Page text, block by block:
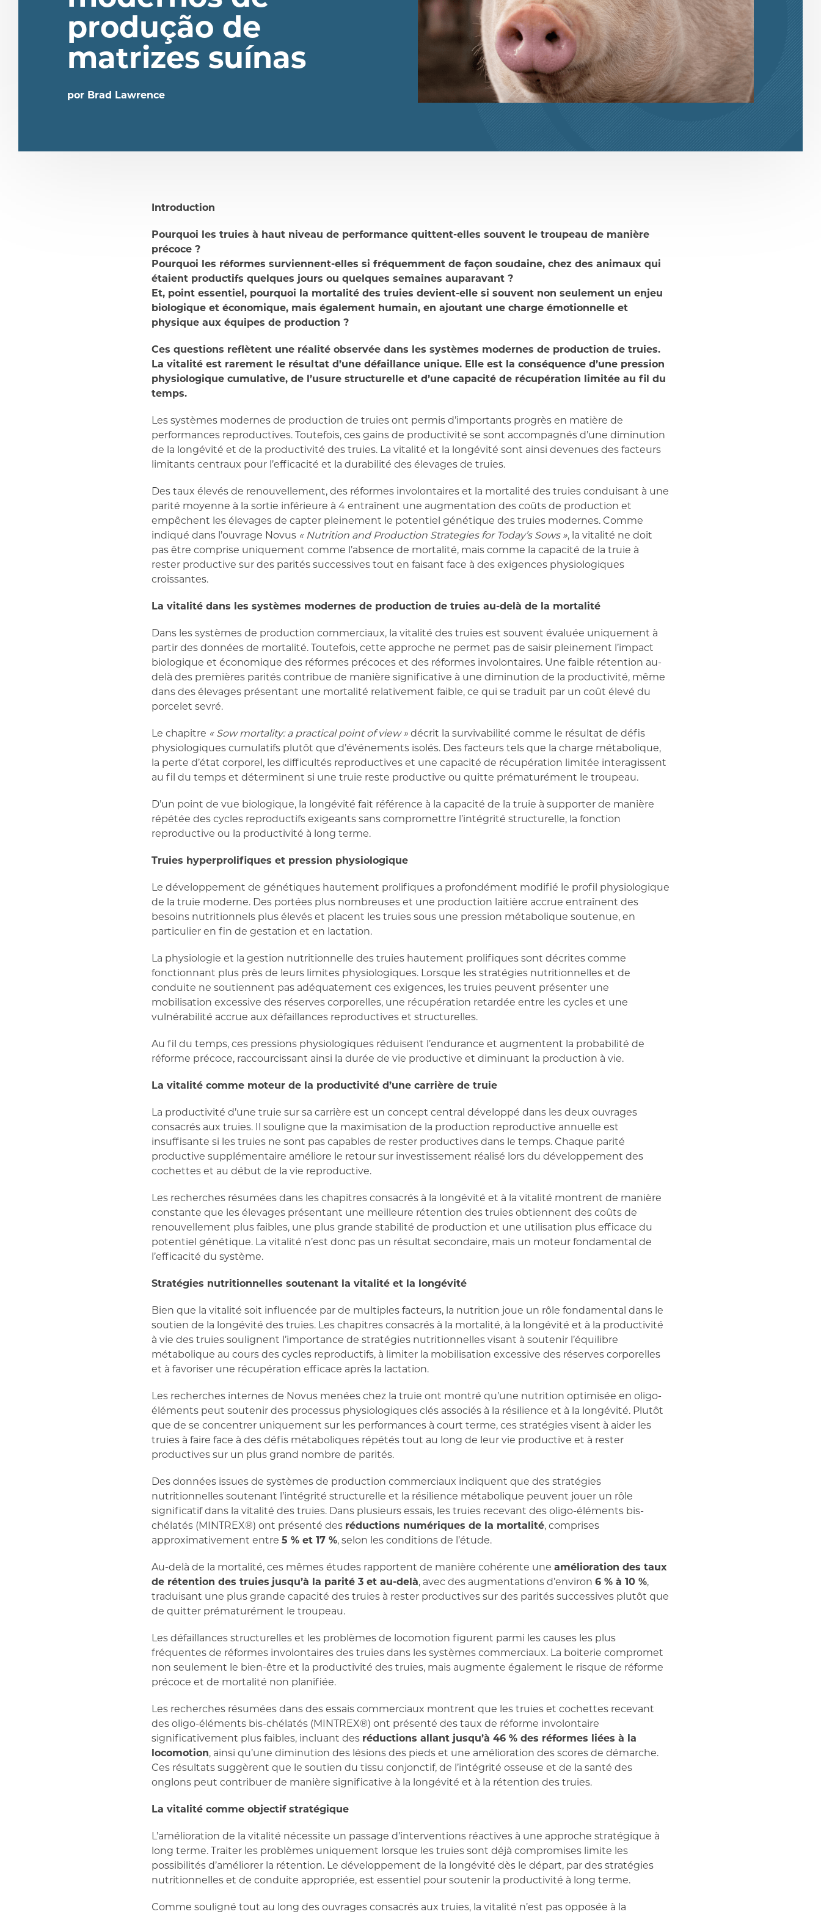
produção de
matrizes suínas
por Brad Lawrence
Introduction
Pourquoi les truies à haut niveau de performance quittent-elles souvent le troupeau de manière
précoce ?
Pourquoi les réformes surviennent-elles si fréquemment de façon soudaine, chez des animaux qui
étaient productifs quelques jours ou quelques semaines auparavant ?
Et, point essentiel, pourquoi la mortalité des truies devient-elle si souvent non seulement un enjeu
biologique et économique, mais également humain, en ajoutant une charge émotionnelle et
physique aux équipes de production ?
Ces questions reflètent une réalité observée dans les systèmes modernes de production de truies.
La vitalité est rarement le résultat d’une défaillance unique. Elle est la conséquence d’une pression
physiologique cumulative, de l’usure structurelle et d’une capacité de récupération limitée au fil du
temps.
Les systèmes modernes de production de truies ont permis d’importants progrès en matière de
performances reproductives. Toutefois, ces gains de productivité se sont accompagnés d’une diminution
de la longévité et de la productivité des truies. La vitalité et la longévité sont ainsi devenues des facteurs
limitants centraux pour l’efficacité et la durabilité des élevages de truies.
Des taux élevés de renouvellement, des réformes involontaires et la mortalité des truies conduisant à une
parité moyenne à la sortie inférieure à 4 entraînent une augmentation des coûts de production et
empêchent les élevages de capter pleinement le potentiel génétique des truies modernes. Comme
indiqué dans l’ouvrage Novus « Nutrition and Production Strategies for Today’s Sows », la vitalité ne doit
pas être comprise uniquement comme l’absence de mortalité, mais comme la capacité de la truie à
rester productive sur des parités successives tout en faisant face à des exigences physiologiques
croissantes.
La vitalité dans les systèmes modernes de production de truies au-delà de la mortalité
Dans les systèmes de production commerciaux, la vitalité des truies est souvent évaluée uniquement à
partir des données de mortalité. Toutefois, cette approche ne permet pas de saisir pleinement l’impact
biologique et économique des réformes précoces et des réformes involontaires. Une faible rétention au-
delà des premières parités contribue de manière significative à une diminution de la productivité, même
dans des élevages présentant une mortalité relativement faible, ce qui se traduit par un coût élevé du
porcelet sevré.
Le chapitre « Sow mortality: a practical point of view » décrit la survivabilité comme le résultat de défis
physiologiques cumulatifs plutôt que d’événements isolés. Des facteurs tels que la charge métabolique,
la perte d’état corporel, les difficultés reproductives et une capacité de récupération limitée interagissent
au fil du temps et déterminent si une truie reste productive ou quitte prématurément le troupeau.
D’un point de vue biologique, la longévité fait référence à la capacité de la truie à supporter de manière
répétée des cycles reproductifs exigeants sans compromettre l’intégrité structurelle, la fonction
reproductive ou la productivité à long terme.
Truies hyperprolifiques et pression physiologique
Le développement de génétiques hautement prolifiques a profondément modifié le profil physiologique
de la truie moderne. Des portées plus nombreuses et une production laitière accrue entraînent des
besoins nutritionnels plus élevés et placent les truies sous une pression métabolique soutenue, en
particulier en fin de gestation et en lactation.
La physiologie et la gestion nutritionnelle des truies hautement prolifiques sont décrites comme
fonctionnant plus près de leurs limites physiologiques. Lorsque les stratégies nutritionnelles et de
conduite ne soutiennent pas adéquatement ces exigences, les truies peuvent présenter une
mobilisation excessive des réserves corporelles, une récupération retardée entre les cycles et une
vulnérabilité accrue aux défaillances reproductives et structurelles.
Au fil du temps, ces pressions physiologiques réduisent l’endurance et augmentent la probabilité de
réforme précoce, raccourcissant ainsi la durée de vie productive et diminuant la production à vie.
La vitalité comme moteur de la productivité d’une carrière de truie
La productivité d’une truie sur sa carrière est un concept central développé dans les deux ouvrages
consacrés aux truies. Il souligne que la maximisation de la production reproductive annuelle est
insuffisante si les truies ne sont pas capables de rester productives dans le temps. Chaque parité
productive supplémentaire améliore le retour sur investissement réalisé lors du développement des
cochettes et au début de la vie reproductive.
Les recherches résumées dans les chapitres consacrés à la longévité et à la vitalité montrent de manière
constante que les élevages présentant une meilleure rétention des truies obtiennent des coûts de
renouvellement plus faibles, une plus grande stabilité de production et une utilisation plus efficace du
potentiel génétique. La vitalité n’est donc pas un résultat secondaire, mais un moteur fondamental de
l’efficacité du système.
Stratégies nutritionnelles soutenant la vitalité et la longévité
Bien que la vitalité soit influencée par de multiples facteurs, la nutrition joue un rôle fondamental dans le
soutien de la longévité des truies. Les chapitres consacrés à la mortalité, à la longévité et à la productivité
à vie des truies soulignent l’importance de stratégies nutritionnelles visant à soutenir l’équilibre
métabolique au cours des cycles reproductifs, à limiter la mobilisation excessive des réserves corporelles
et à favoriser une récupération efficace après la lactation.
Les recherches internes de Novus menées chez la truie ont montré qu’une nutrition optimisée en oligo-
éléments peut soutenir des processus physiologiques clés associés à la résilience et à la longévité. Plutôt
que de se concentrer uniquement sur les performances à court terme, ces stratégies visent à aider les
truies à faire face à des défis métaboliques répétés tout au long de leur vie productive et à rester
productives sur un plus grand nombre de parités.
Des données issues de systèmes de production commerciaux indiquent que des stratégies
nutritionnelles soutenant l’intégrité structurelle et la résilience métabolique peuvent jouer un rôle
significatif dans la vitalité des truies. Dans plusieurs essais, les truies recevant des oligo-éléments bis-
chélatés (MINTREX®) ont présenté des réductions numériques de la mortalité, comprises
approximativement entre 5 % et 17 %, selon les conditions de l’étude.
Au-delà de la mortalité, ces mêmes études rapportent de manière cohérente une amélioration des taux
de rétention des truies jusqu’à la parité 3 et au-delà, avec des augmentations d’environ 6 % à 10 %,
traduisant une plus grande capacité des truies à rester productives sur des parités successives plutôt que
de quitter prématurément le troupeau.
Les défaillances structurelles et les problèmes de locomotion figurent parmi les causes les plus
fréquentes de réformes involontaires des truies dans les systèmes commerciaux. La boiterie compromet
non seulement le bien-être et la productivité des truies, mais augmente également le risque de réforme
précoce et de mortalité non planifiée.
Les recherches résumées dans des essais commerciaux montrent que les truies et cochettes recevant
des oligo-éléments bis-chélatés (MINTREX®) ont présenté des taux de réforme involontaire
significativement plus faibles, incluant des réductions allant jusqu’à 46 % des réformes liées à la
locomotion, ainsi qu’une diminution des lésions des pieds et une amélioration des scores de démarche.
Ces résultats suggèrent que le soutien du tissu conjonctif, de l’intégrité osseuse et de la santé des
onglons peut contribuer de manière significative à la longévité et à la rétention des truies.
La vitalité comme objectif stratégique
L’amélioration de la vitalité nécessite un passage d’interventions réactives à une approche stratégique à
long terme. Traiter les problèmes uniquement lorsque les truies sont déjà compromises limite les
possibilités d’améliorer la rétention. Le développement de la longévité dès le départ, par des stratégies
nutritionnelles et de conduite appropriée, est essentiel pour soutenir la productivité à long terme.
Comme souligné tout au long des ouvrages consacrés aux truies, la vitalité n’est pas opposée à la